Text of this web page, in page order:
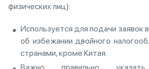
физических лиц):
Используется для подачи заявок
об избежании двойного
странами, кроме Китая.